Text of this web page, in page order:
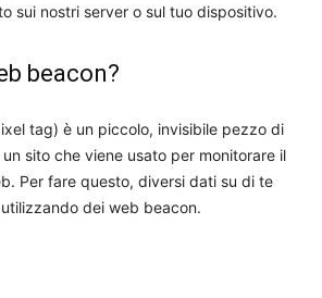
sui nostri server o sul tuo dispositivo.
beacon?
tag) è un piccolo, invisibile pezzo di
sito che viene usato per monitorare il
Per fare questo, diversi dati su di te
dei web beacon.